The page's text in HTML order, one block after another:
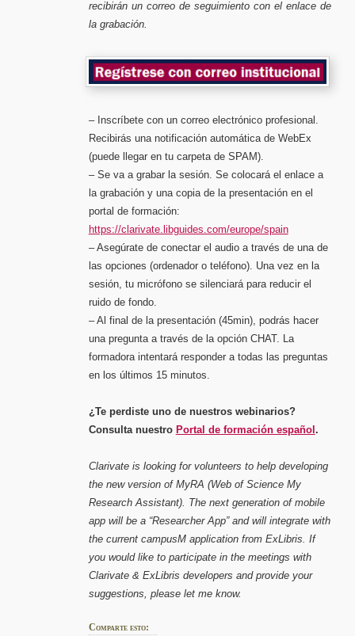
recibirán un correo de seguimiento con el enlace de
la grabación.
– Inscríbete con un correo electrónico profesional.
Recibirás una notificación automática de WebEx
(puede llegar en tu carpeta de SPAM).
– Se va a grabar la sesión. Se colocará el enlace a
la grabación y una copia de la presentación en el
portal de formación:
https://clarivate.libguides.com/europe/spain
– Asegúrate de conectar el audio a través de una de
las opciones (ordenador o teléfono). Una vez en la
sesión, tu micrófono se silenciará para reducir el
ruido de fondo.
– Al final de la presentación (45min), podrás hacer
una pregunta a través de la opción CHAT. La
formadora intentará responder a todas las preguntas
en los últimos 15 minutos.
¿Te perdiste uno de nuestros webinarios?
Consulta nuestro Portal de formación español .
Clarivate is looking for volunteers to help developing
the new version of MyRA (Web of Science My
Research Assistant). The next generation of mobile
app will be a “Researcher App” and will integrate with
the current campusM application from ExLibris. If
you would like to participate in the meetings with
Clarivate & ExLibris developers and provide your
suggestions, please let me know.
Comparte esto: